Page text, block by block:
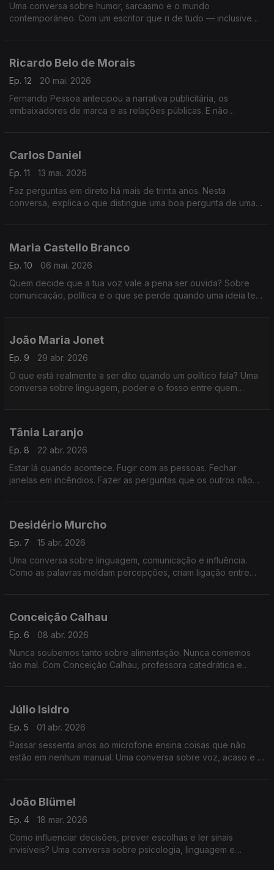
Uma conversa sobre humor, sarcasmo e o mundo
contemporâneo. Com um escritor que ri de tudo — inclusive
Ricardo Belo de Morais
Ep. 12
20 mai. 2026
Fernando Pessoa antecipou a narrativa publicitária, os
embaixadores de marca e as relações públicas. E não
Carlos Daniel
Ep. 11
13 mai. 2026
Faz perguntas em direto há mais de trinta anos. Nesta
conversa, explica o que distingue uma boa pergunta de uma
Maria Castello Branco
Ep. 10
06 mai. 2026
Quem decide que a tua voz vale a pena ser ouvida? Sobre
comunicação, política e o que se perde quando uma ideia tem
João Maria Jonet
Ep. 9
29 abr. 2026
O que está realmente a ser dito quando um político fala? Uma
conversa sobre linguagem, poder e o fosso entre quem
Tânia Laranjo
Ep. 8
22 abr. 2026
Estar lá quando acontece. Fugir com as pessoas. Fechar
janelas em incêndios. Fazer as perguntas que os outros não
Desidério Murcho
Ep. 7
15 abr. 2026
Uma conversa sobre linguagem, comunicação e influência.
Como as palavras moldam percepções, criam ligação entre
Conceição Calhau
Ep. 6
08 abr. 2026
Nunca soubemos tanto sobre alimentação. Nunca comemos
tão mal. Com Conceição Calhau, professora catedrática e
Júlio Isidro
Ep. 5
01 abr. 2026
Passar sessenta anos ao microfone ensina coisas que não
estão em nenhum manual. Uma conversa sobre voz, acaso e o
João Blümel
Ep. 4
18 mar. 2026
Como influenciar decisões, prever escolhas e ler sinais
invisíveis? Uma conversa sobre psicologia, linguagem e